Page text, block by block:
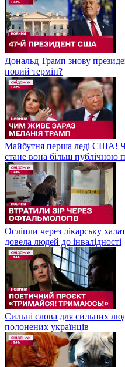
Дональд Трамп знову
новий термін?
Майбутня перша леді США!
стане вона більш публічною
Осліпли через лікарську
довела людей до інвалідності
Сильні слова для сильних
полонених українців